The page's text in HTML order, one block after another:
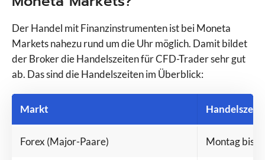
Der Handel mit Finanzinstrumenten ist bei Moneta
Markets nahezu rund um die Uhr möglich. Damit bildet
der Broker die Handelszeiten für CFD-Trader sehr gut
ab. Das sind die Handelszeiten im Überblick:
Markt
Forex (Major-Paare) Montag bis